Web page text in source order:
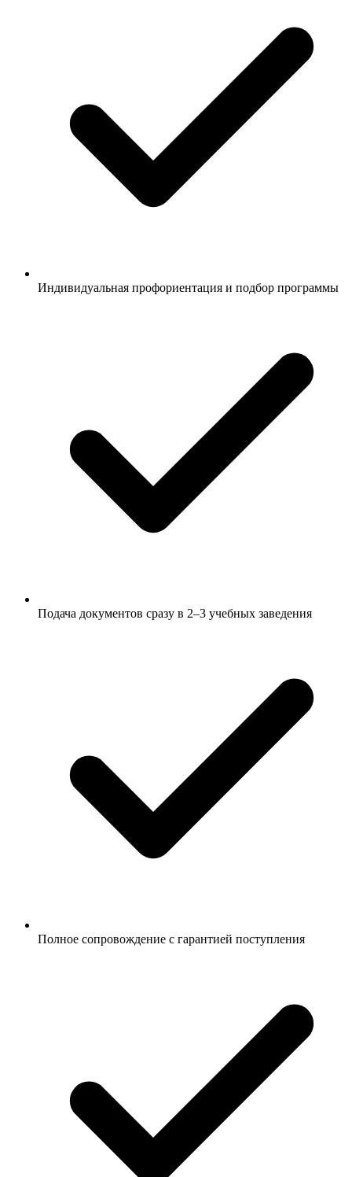
Индивидуальная профориентация и подбор программы
Подача документов сразу в 2–3 учебных заведения
Полное сопровождение с гарантией поступления